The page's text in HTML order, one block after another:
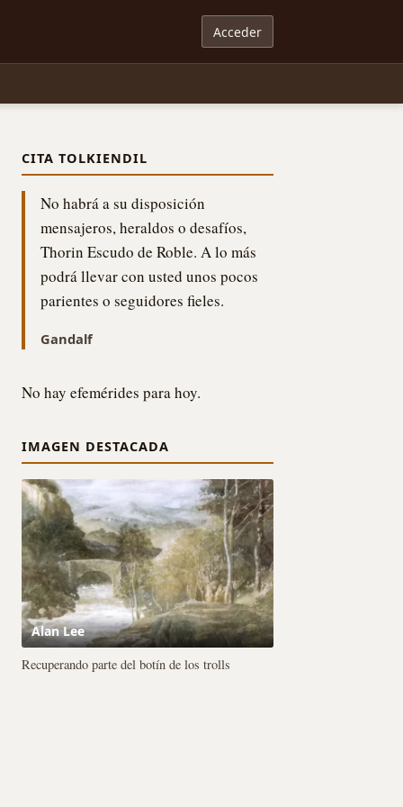
Acceder
CITA TOLKIENDIL
No habrá a su disposición
mensajeros, heraldos o desafíos,
Thorin Escudo de Roble. A lo más
podrá llevar con usted unos pocos
parientes o seguidores fieles.
Gandalf
No hay efemérides para hoy.
IMAGEN DESTACADA
Alan Lee
Recuperando parte del botín de los trolls